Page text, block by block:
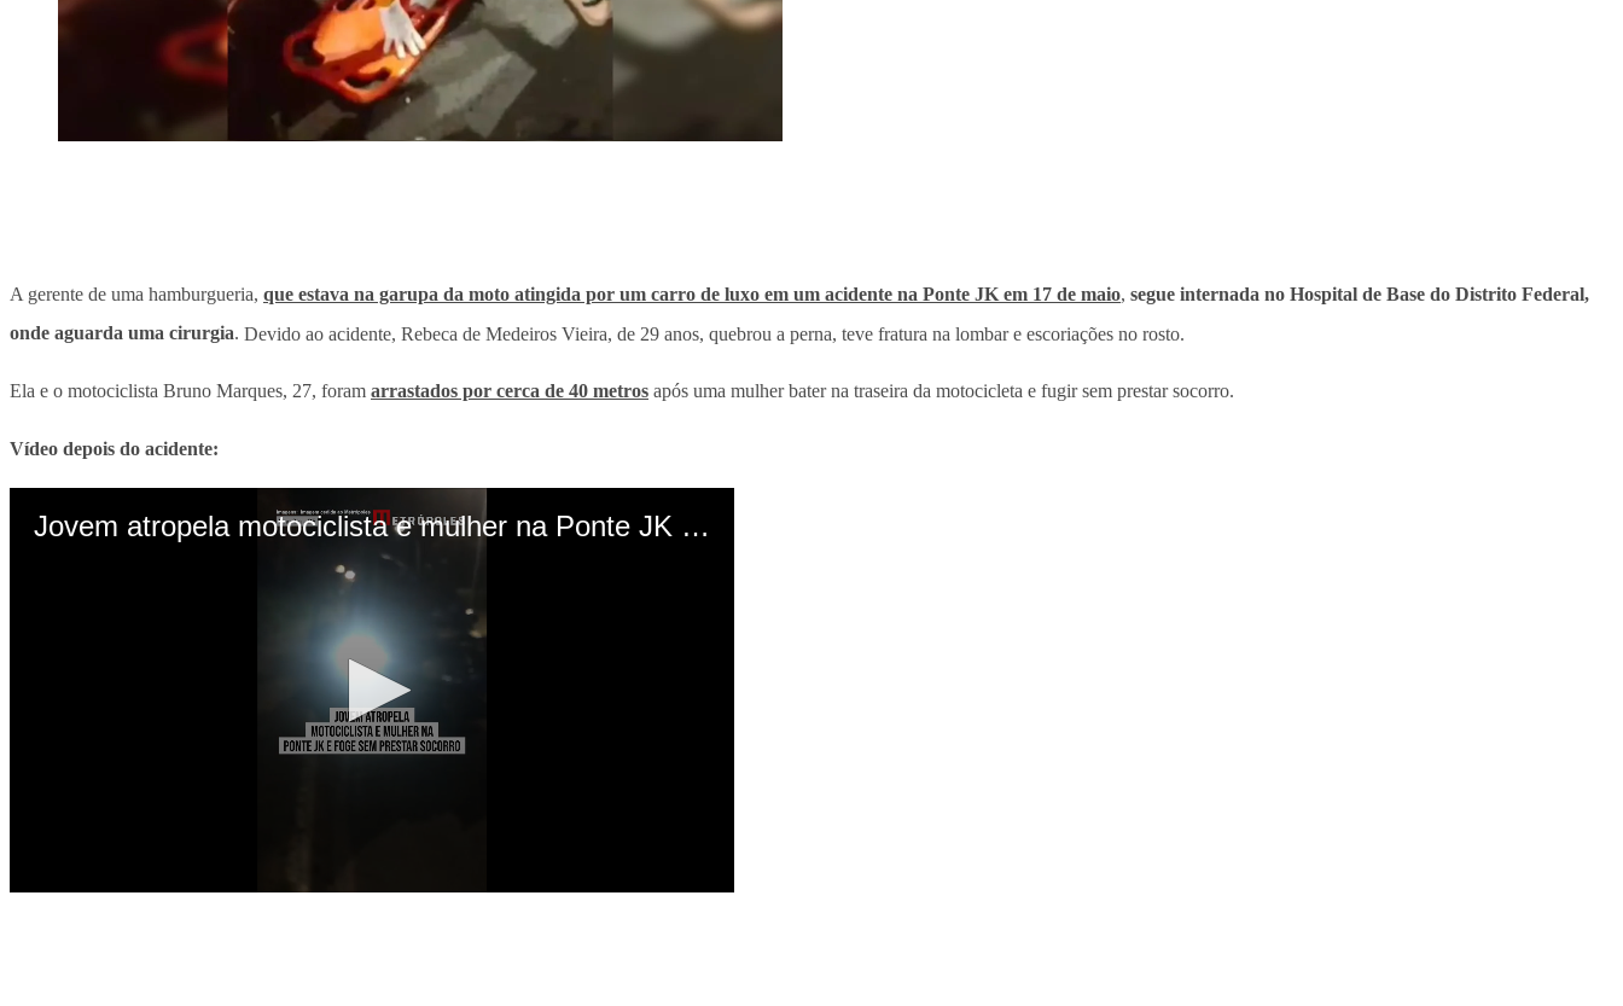
A gerente de uma hamburgueria, que estava na garupa da moto atingida por um carro de luxo em um acidente na Ponte JK em 17 de maio, segue internada no Hospital de Base do Distrito Federal,
onde aguarda uma cirurgia. Devido ao acidente, Rebeca de Medeiros Vieira, de 29 anos, quebrou a perna, teve fratura na lombar e escoriações no rosto.
Ela e o motociclista Bruno Marques, 27, foram arrastados por cerca de 40 metros após uma mulher bater na traseira da motocicleta e fugir sem prestar socorro.
Vídeo depois do acidente: